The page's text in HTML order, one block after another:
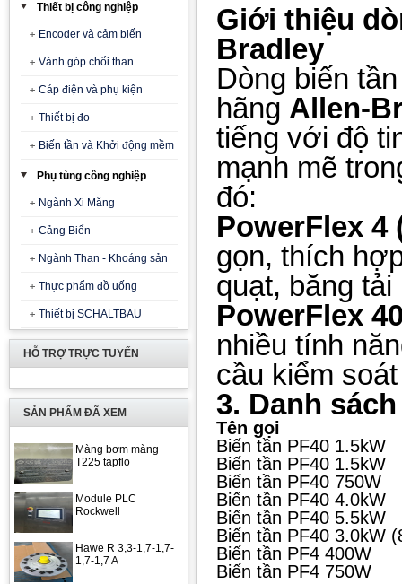
Thiết bị công nghiệp
Encoder và cảm biến
Vành góp chổi than
Cáp điện và phụ kiện
Thiết bị đo
Biến tần và Khởi động mềm
Phụ tùng công nghiệp
Ngành Xi Măng
Cảng Biển
Ngành Than - Khoáng sản
Thực phẩm đồ uống
Thiết bị SCHALTBAU
HỖ TRỢ TRỰC TUYẾN
SẢN PHẨM ĐÃ XEM
Màng bơm màng
T225 tapflo
Module PLC
Rockwell
Hawe R 3,3-1,7-1,7-
1,7-1,7 A
Giới thiệu
Bradley
Dòng biến
hãng Allen-
tiếng với độ
mạnh mẽ
đó:
PowerFlex 4
gọn, thích
quạt, băng tải
PowerFlex
nhiều tính
cầu kiểm
3. Danh
Tên gọi
Biến tần PF40 1.5kW
Biến tần PF40 1.5kW
Biến tần PF40 750W
Biến tần PF40 4.0kW
Biến tần PF40 5.5kW
Biến tần PF40 3.0kW
Biến tần PF4 400W
Biến tần PF4 750W